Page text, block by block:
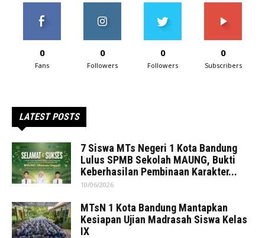
0
Fans
0
Followers
0
Followers
0
Subscribers
LATEST POSTS
7 Siswa MTs Negeri 1 Kota Bandung
Lulus SPMB Sekolah MAUNG, Bukti
Keberhasilan Pembinaan Karakter...
10/06/2026
MTsN 1 Kota Bandung Mantapkan
Kesiapan Ujian Madrasah Siswa Kelas
IX